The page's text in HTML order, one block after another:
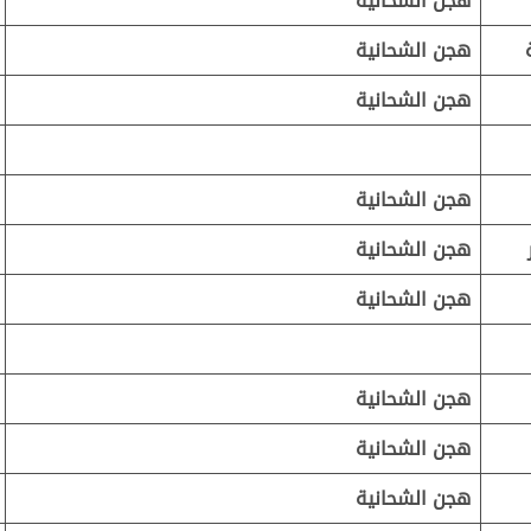
هجن الشحانية
هجن الشحانية
هجن الشحانية
هجن الشحانية
هجن الشحانية
هجن الشحانية
هجن الشحانية
هجن الشحانية